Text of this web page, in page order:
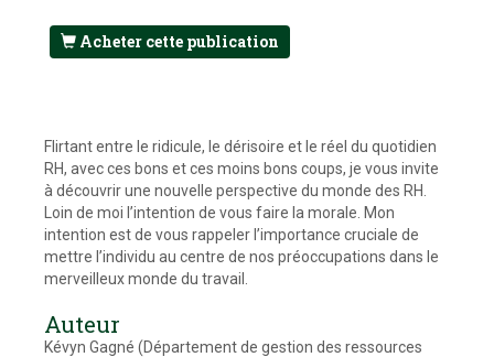
Acheter cette publication
Flirtant entre le ridicule, le dérisoire et le réel du quotidien
RH, avec ces bons et ces moins bons coups, je vous invite
à découvrir une nouvelle perspective du monde des RH.
Loin de moi l’intention de vous faire la morale. Mon
intention est de vous rappeler l’importance cruciale de
mettre l’individu au centre de nos préoccupations dans le
merveilleux monde du travail.
Auteur
Kévyn Gagné (Département de gestion des ressources